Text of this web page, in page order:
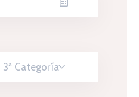
Categoría